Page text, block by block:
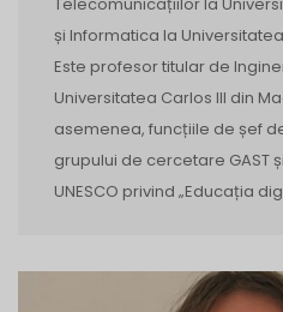
și Informatica la
Este profesor titular de
Universitatea Carlos III din
asemenea, funcțiile de șef
grupului de cercetare GAST
UNESCO privind „Educația